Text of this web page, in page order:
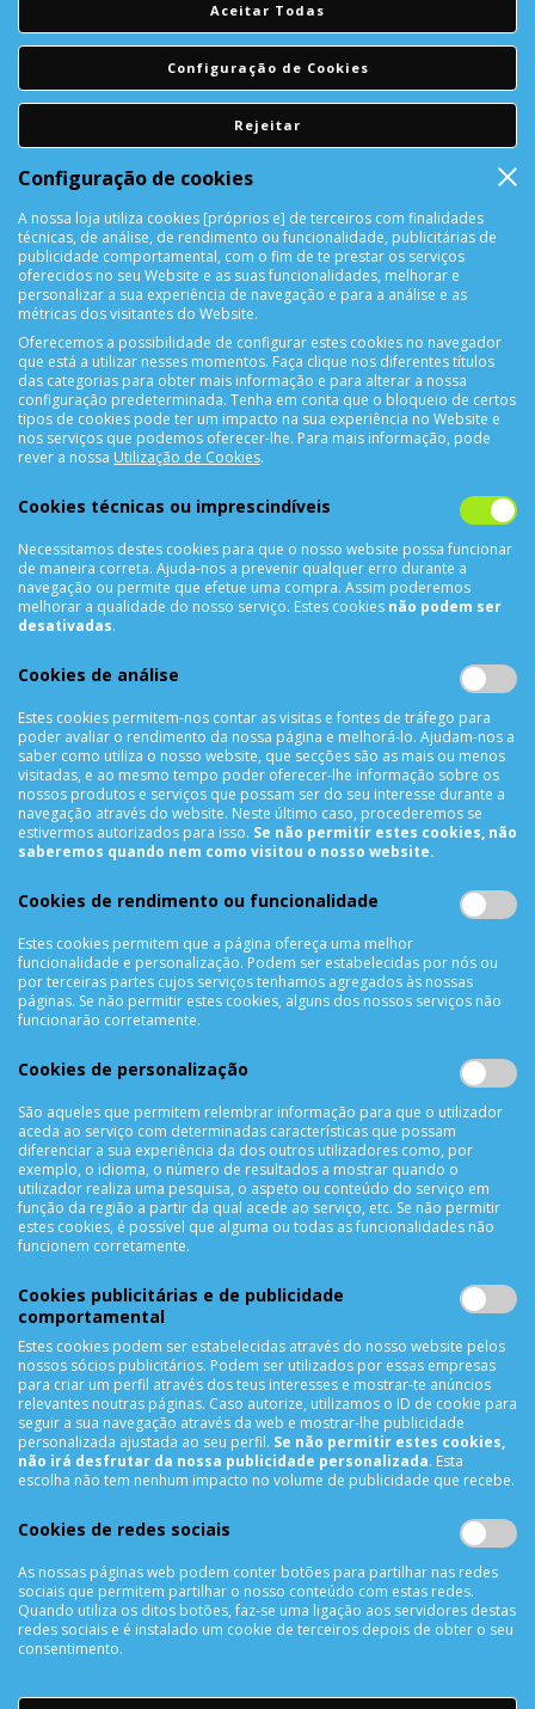
Consulte aqui a sua reparação
DEVOLUÇÕES
Devolução Garantida!
SUPORTE ONLINE
CONTACTOS
4450-042 Matosinhos Portugal
comercial@cellrepair.pt
vendas@cellrepair.pt
229 380 496 Chamada para a rede fixa nacional
910991733
Segunda a Sexta das 10h00 às 19h00
Sábado das 9h00 às 13h00
INFORMAÇÕES
Termos & Condições
Política de Privacidade
Trocas & Devoluções
Métodos de Pagamento
Resolução de Litígios
Livro de reclamações
APOIO AO CLIENTE
Criar Conta
As Minhas Encomendas
Lista de Desejos
Solicitar uma Devolução
Expedição
Utilização de Cookies
NEWSLETTER
REDES SOCIAIS
Aceitar Todas
Configuração de Cookies
Rejeitar
Configuração de cookies
A nossa loja utiliza cookies [próprios e] de terceiros com finalidades
técnicas, de análise, de rendimento ou funcionalidade, publicitárias de
publicidade comportamental, com o fim de te prestar os serviços
oferecidos no seu Website e as suas funcionalidades, melhorar e
personalizar a sua experiência de navegação e para a análise e as
métricas dos visitantes do Website.
Oferecemos a possibilidade de configurar estes cookies no navegador
que está a utilizar nesses momentos. Faça clique nos diferentes títulos
das categorias para obter mais informação e para alterar a nossa
configuração predeterminada. Tenha em conta que o bloqueio de certos
tipos de cookies pode ter um impacto na sua experiência no Website e
nos serviços que podemos oferecer-lhe. Para mais informação, pode
rever a nossa Utilização de Cookies.
Cookies técnicas ou imprescindíveis
Necessitamos destes cookies para que o nosso website possa funcionar
de maneira correta. Ajuda-nos a prevenir qualquer erro durante a
navegação ou permite que efetue uma compra. Assim poderemos
melhorar a qualidade do nosso serviço. Estes cookies não podem ser
desativadas.
Cookies de análise
Estes cookies permitem-nos contar as visitas e fontes de tráfego para
poder avaliar o rendimento da nossa página e melhorá-lo. Ajudam-nos a
saber como utiliza o nosso website, que secções são as mais ou menos
visitadas, e ao mesmo tempo poder oferecer-lhe informação sobre os
nossos produtos e serviços que possam ser do seu interesse durante a
navegação através do website. Neste último caso, procederemos se
estivermos autorizados para isso. Se não permitir estes cookies, não
saberemos quando nem como visitou o nosso website.
Cookies de rendimento ou funcionalidade
Estes cookies permitem que a página ofereça uma melhor
funcionalidade e personalização. Podem ser estabelecidas por nós ou
por terceiras partes cujos serviços tenhamos agregados às nossas
páginas. Se não permitir estes cookies, alguns dos nossos serviços não
funcionarão corretamente.
Cookies de personalização
São aqueles que permitem relembrar informação para que o utilizador
aceda ao serviço com determinadas características que possam
diferenciar a sua experiência da dos outros utilizadores como, por
exemplo, o idioma, o número de resultados a mostrar quando o
utilizador realiza uma pesquisa, o aspeto ou conteúdo do serviço em
função da região a partir da qual acede ao serviço, etc. Se não permitir
estes cookies, é possível que alguma ou todas as funcionalidades não
funcionem corretamente.
Cookies publicitárias e de publicidade
comportamental
Estes cookies podem ser estabelecidas através do nosso website pelos
nossos sócios publicitários. Podem ser utilizados por essas empresas
para criar um perfil através dos teus interesses e mostrar-te anúncios
relevantes noutras páginas. Caso autorize, utilizamos o ID de cookie para
seguir a sua navegação através da web e mostrar-lhe publicidade
personalizada ajustada ao seu perfil. Se não permitir estes cookies,
não irá desfrutar da nossa publicidade personalizada. Esta
escolha não tem nenhum impacto no volume de publicidade que recebe.
Cookies de redes sociais
As nossas páginas web podem conter botões para partilhar nas redes
sociais que permitem partilhar o nosso conteúdo com estas redes.
Quando utiliza os ditos botões, faz-se uma ligação aos servidores destas
redes sociais e é instalado um cookie de terceiros depois de obter o seu
consentimento.